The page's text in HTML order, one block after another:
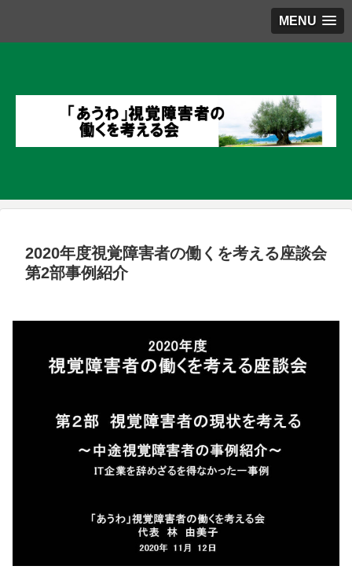
MENU
2020年度視覚障害者の働くを考える座談会
第2部事例紹介